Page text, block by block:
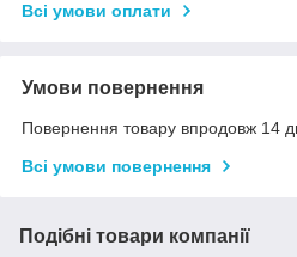
Всі умови оплати
Умови повернення
Повернення товару впродовж 14
Всі умови повернення
Подібні товари компанії